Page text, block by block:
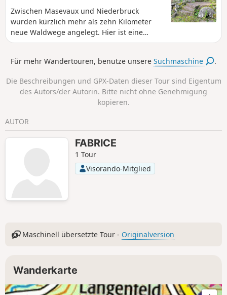
Zwischen Masevaux und Niederbruck
wurden kürzlich mehr als zehn Kilometer
neue Waldwege angelegt. Hier ist eine
kleine, schöne Strecke von etwa 6 km, die
Wanderung ist über den Bahnhof
Für mehr Wandertouren, benutze unsereSuchmaschine .
Die Beschreibungen und GPX-Daten dieser Tour sind Eigentum
des Autors/der Autorin. Bitte nicht ohne Genehmigung
kopieren.
AUTOR
FABRICE
1 Tour
Visorando-Mitglied
Maschinell übersetzte Tour - Originalversion
Wanderkarte